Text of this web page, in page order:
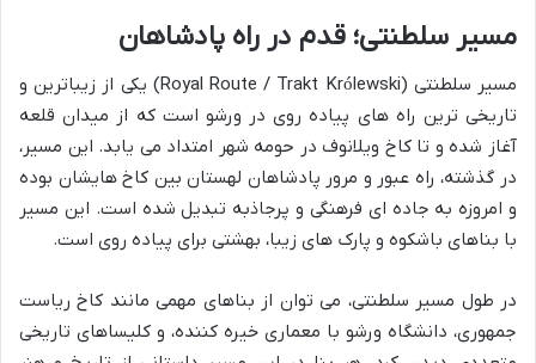
مسیر سلطنتی؛ قدم در راه پادشاهان
مسیر سلطنتی (Royal Route / Trakt Królewski) یکی از زیباترین و
تاریخی ترین راه های پیاده روی در ورشو است که از میدان قلعه
آغاز شده و تا کاخ ویلانوف در حومه شهر امتداد می یابد. این مسیر،
در گذشته، راه عبور و مرور پادشاهان لهستان بین کاخ هایشان بوده
و امروزه به جاده ای فرهنگی و پرجاذبه تبدیل شده است. این مسیر
با بناهای باشکوه و پارک های زیبا، بهشتی برای پیاده روی است.
در طول مسیر سلطنتی، می توان از بناهای مهمی مانند کاخ ریاست
جمهوری، دانشگاه ورشو با معماری خیره کننده، و کلیساهای تاریخی